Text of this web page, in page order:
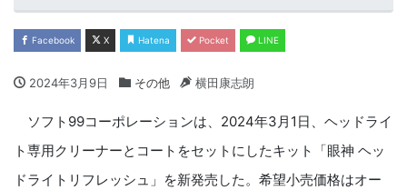
Facebook X Hatena Pocket LINE
2024年3月9日 その他 横田康志朗
ソフト99コーポレーションは、2024年3月1日、ヘッドライ
ト専用クリーナーとコートをセットにしたキット「眼神 ヘッ
ドライトリフレッシュ」を新発売した。希望小売価格はオー